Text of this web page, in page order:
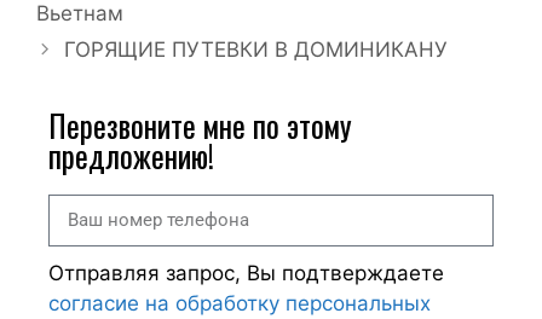
Вьетнам
ГОРЯЩИЕ ПУТЕВКИ В ДОМИНИКАНУ
Перезвоните мне по этому
предложению!
Отправляя запрос, Вы подтверждаете
согласие на обработку персональных